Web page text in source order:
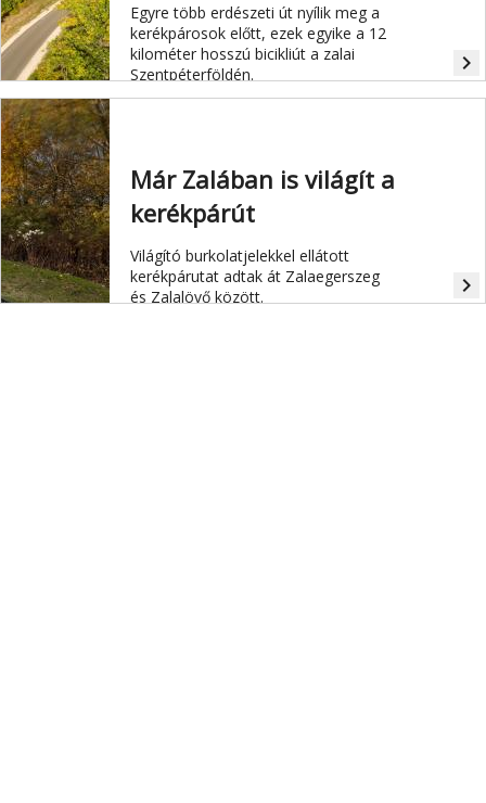
Egyre több erdészeti út nyílik meg a
kerékpárosok előtt, ezek egyike a 12
kilométer hosszú bicikliút a zalai
Szentpéterföldén.
navigate_next
Már Zalában is világít a
kerékpárút
Világító burkolatjelekkel ellátott
kerékpárutat adtak át Zalaegerszeg
és Zalalövő között.
navigate_next